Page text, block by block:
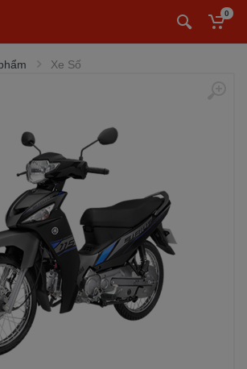
0
Xe Số